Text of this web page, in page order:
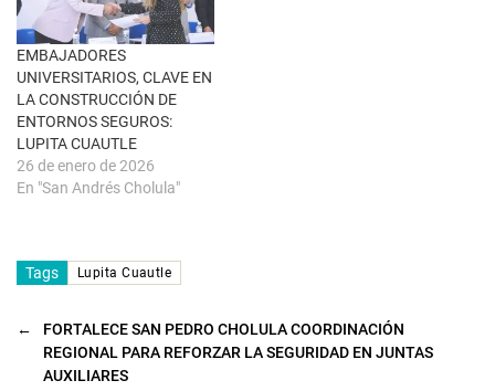
a
n
a
n
u
e
v
a
)
EMBAJADORES
UNIVERSITARIOS, CLAVE EN
LA CONSTRUCCIÓN DE
ENTORNOS SEGUROS:
LUPITA CUAUTLE
26 de enero de 2026
En "San Andrés Cholula"
Tags Lupita Cuautle
←
FORTALECE SAN PEDRO CHOLULA COORDINACIÓN
REGIONAL PARA REFORZAR LA SEGURIDAD EN JUNTAS
AUXILIARES